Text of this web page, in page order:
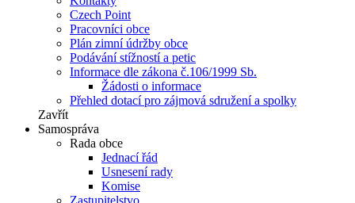
Czech Point
Pracovníci obce
Plán zimní údržby obce
Podávání stížností a petic
Informace dle zákona č.106/1999 Sb.
Žádosti o informace
Přehled dotací pro zájmová sdružení a spolky
Zavřít
Samospráva
Rada obce
Jednací řád
Usnesení rady
Komise
Zastupitelstvo